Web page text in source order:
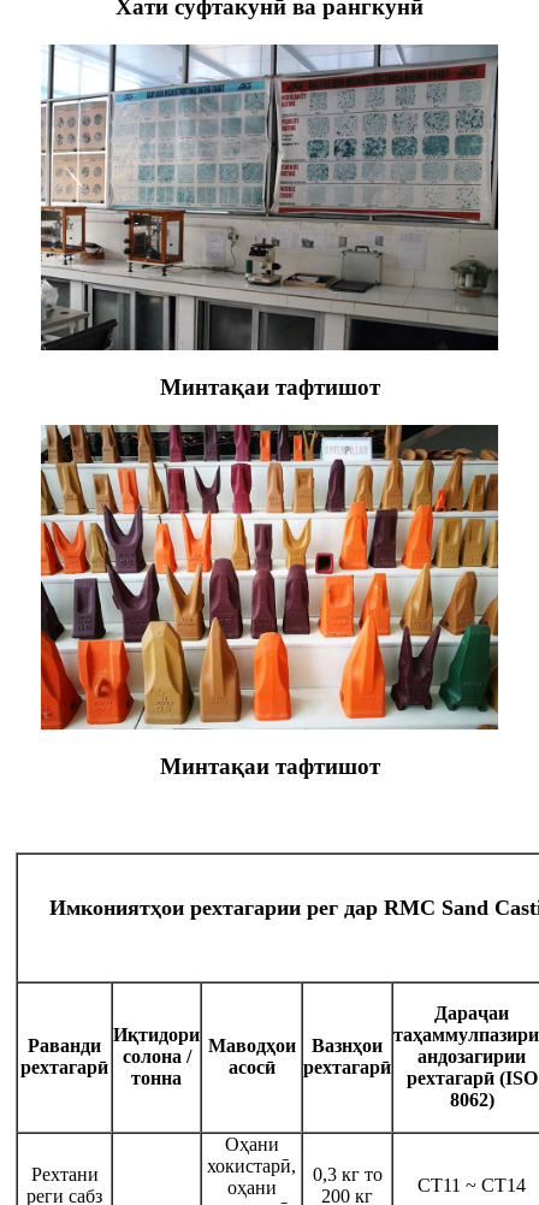
Хати суфтакунӣ ва рангкунӣ
Минтақаи тафтишот
Минтақаи тафтишот
Имкониятҳои рехтагарии рег дар RMC Sand
Раванди
рехтагарӣ
Иқтидори
солона /
тонна
Маводҳои
асосӣ
Вазнҳои
рехтагарӣ
Дараҷаи
андозагирии
рехтагарӣ (ISO
8062)
Рехтани
реги сабз
Оҳани
хокистарӣ,
оҳани
0,3 кг то
200 кг
CT11 ~ CT14